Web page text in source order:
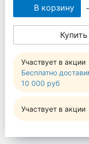
В корзину
Участвует в акции
Бесплатно
10 000 руб
Участвует в акции